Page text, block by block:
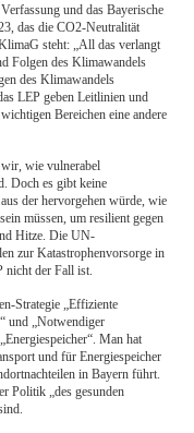
und das Bayerische
das die CO2-Neutralität
steht: „All das verlangt
Folgen des Klimawandels
des Klimawandels
LEP geben Leitlinien und
Bereichen eine andere
wie vulnerabel
Doch es gibt keine
der hervorgehen würde, wie
müssen, um resilient gegen
Hitze. Die UN-
zur Katastrophenvorsorge in
nicht der Fall ist.
Strategie „Effiziente
und „Notwendiger
Man hat
und für Energiespeicher
in Bayern führt.
Politik „des gesunden